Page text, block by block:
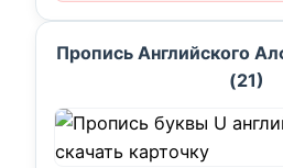
Пропись Английского
(21)